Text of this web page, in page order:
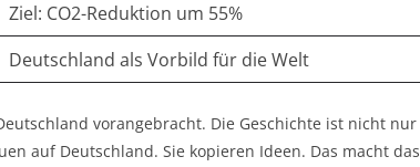
Ziel: CO2-Reduktion um 55%
Deutschland als Vorbild für die Welt
vorangebracht. Die Geschichte ist nicht nur
auf Deutschland. Sie kopieren Ideen. Das macht das